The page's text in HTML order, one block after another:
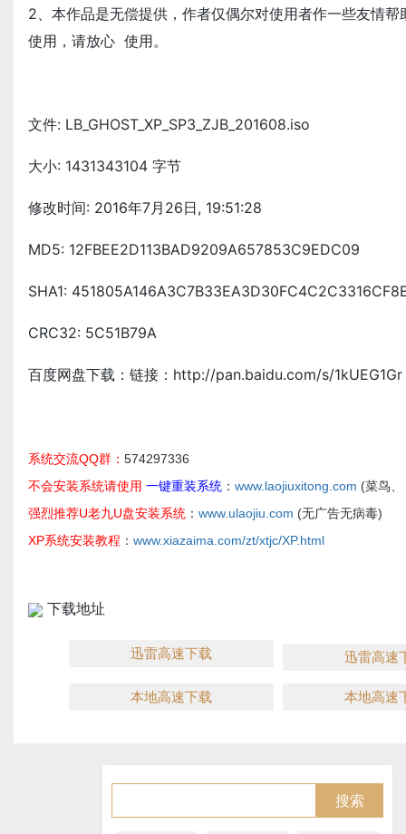
2、本作品是无偿提供，作者仅偶尔对使用者作一些友情
使用，请放心 使用。
文件: LB_GHOST_XP_SP3_ZJB_201608.iso
大小: 1431343104 字节
修改时间: 2016年7月26日, 19:51:28
MD5: 12FBEE2D113BAD9209A657853C9EDC09
SHA1:
CRC32: 5C51B79A
百度网盘下载：链接：http://pan.baidu.com/s/1kUEG1Gr
系统交流QQ群： 574297336
不会安装系统请使用 一键重装系统 ： www.laojiuxitong.com (菜鸟
强烈推荐U老九U盘安装系统 ： www.ulaojiu.com (无广告无病毒)
XP系统安装教程 ： www.xiazaima.com/zt/xtjc/XP.html
下载地址
迅雷高速下载 迅雷高速
本地高速下载 本地高速